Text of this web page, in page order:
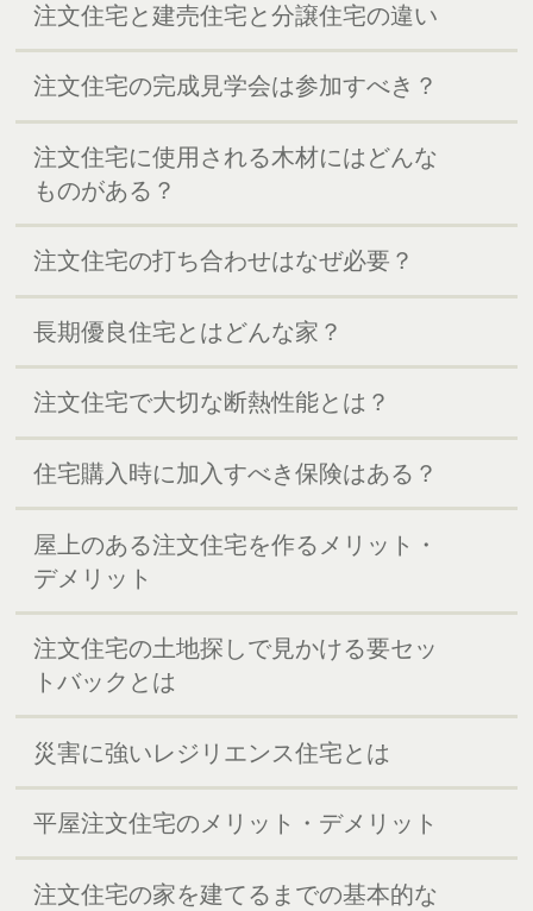
注文住宅と建売住宅と分譲住宅の違い
注文住宅の完成見学会は参加すべき？
注文住宅に使用される木材にはどんな
ものがある？
注文住宅の打ち合わせはなぜ必要？
長期優良住宅とはどんな家？
注文住宅で大切な断熱性能とは？
住宅購入時に加入すべき保険はある？
屋上のある注文住宅を作るメリット・
デメリット
注文住宅の土地探しで見かける要セッ
トバックとは
災害に強いレジリエンス住宅とは
平屋注文住宅のメリット・デメリット
注文住宅の家を建てるまでの基本的な